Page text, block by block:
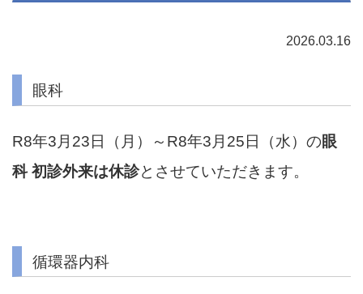
2026.03.16
眼科
R8年3月23日（月）～R8年3月25日（水）の眼
科 初診外来は休診とさせていただきます。
循環器内科